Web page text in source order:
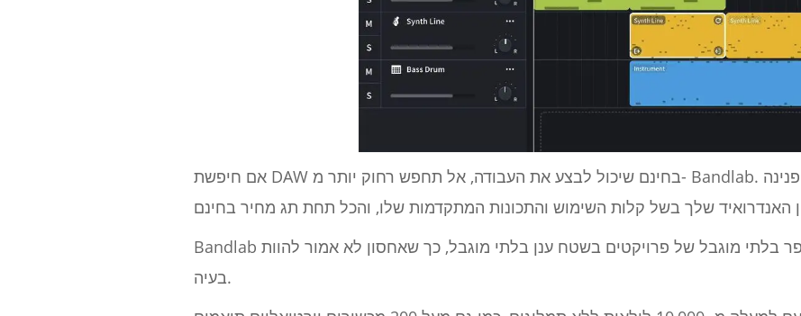
אם חיפשת DAW בחינם שיכול לבצע את העבודה, אל תחפש רחוק יותר מ- Bandlab. כלי יצירת מוזיקה זה הוא פנינה
Bandlab נותן לך את היכולת ליצור מספר בלתי מוגבל של פרויקטים בשטח ענן בלתי מוגבל, כך שאחסון לא אמור להוות
בעיה.